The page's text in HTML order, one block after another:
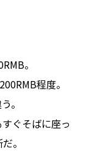
。
程度。
。
ぐそばに座っ
。